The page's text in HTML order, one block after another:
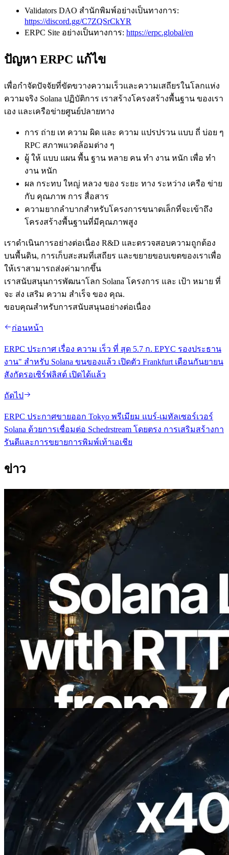
Validators DAO สํานักพิมพ์อย่างเป็นทางการ:
https://discord.gg/C7ZQSrCkYR
ERPC Site อย่างเป็นทางการ: https://erpc.global/en
ปัญหา ERPC แก้ไข
เพื่อกําจัดปัจจัยที่ขัดขวางความเร็วและความเสถียรในโลกแห่ง
ความจริง Solana ปฏิบัติการ เราสร้างโครงสร้างพื้นฐาน ของเรา
เอง และเครือข่ายศูนย์ปลายทาง
การ ถ่าย เท ความ ผิด และ ความ แปรปรวน แบบ ถี่ บ่อย ๆ
RPC สภาพแวดล้อมต่าง ๆ
ผู้ ให้ แบบ แผน พื้น ฐาน หลาย คน ทํา งาน หนัก เพื่อ ทํา
งาน หนัก
ผล กระทบ ใหญ่ หลวง ของ ระยะ ทาง ระหว่าง เครือ ข่าย
กับ คุณภาพ การ สื่อสาร
ความยากลําบากสําหรับโครงการขนาดเล็กที่จะเข้าถึง
โครงสร้างพื้นฐานที่มีคุณภาพสูง
เราดําเนินการอย่างต่อเนื่อง R&D และตรวจสอบความถูกต้อง
บนพื้นดิน, การเก็บสะสมที่เสถียร และขยายขอบเขตของเราเพื่อ
ให้เราสามารถส่งค่ามากขึ้น
เราสนับสนุนการพัฒนาโลก Solana โครงการ และ เป้า หมาย ที่
จะ ส่ง เสริม ความ สําเร็จ ของ คุณ.
ขอบคุณสําหรับการสนับสนุนอย่างต่อเนื่อง
ก่อนหน้า
ERPC ประกาศ เรื่อง ความ เร็ว ที่ สุด 5.7 ก. EPYC รองประธาน
งาน" สําหรับ Solana ขนของแล้ว เปิดตัว Frankfurt เดือนกันยายน
สังกัดรอเซิร์ฟลิสต์ เปิดได้แล้ว
ถัดไป
ERPC ประกาศขายออก Tokyo พรีเมียม แบร์-เมทัลเซอร์เวอร์
Solana ด้วยการเชื่อมต่อ Schedrstream โดยตรง การเสริมสร้างกา
รันตีและการขยายการพิมพ์เท้าเอเชีย
ข่าว
2026.08.05
ERPC ขยาย Solana Leader Slot API ด้วย
การวัด Ping จาก 7 Region ทั่วโลก พร้อม
เปิดตัว Validators Information API
2026.07.04